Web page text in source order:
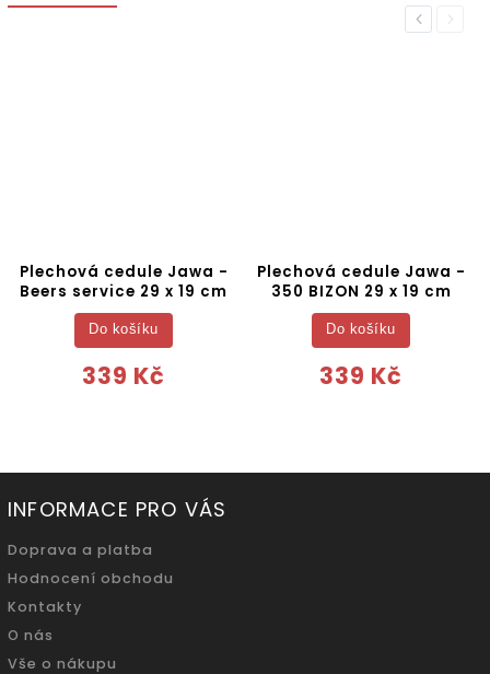
Previous
Plechová cedule Jawa -
Beers service 29 x 19 cm
339 Kč
Do košíku
Plechová cedule Jawa -
350 BIZON 29 x 19 cm
339 Kč
Do košíku
Next
INFORMACE PRO VÁS
Doprava a platba
Hodnocení obchodu
Kontakty
O nás
Vše o nákupu